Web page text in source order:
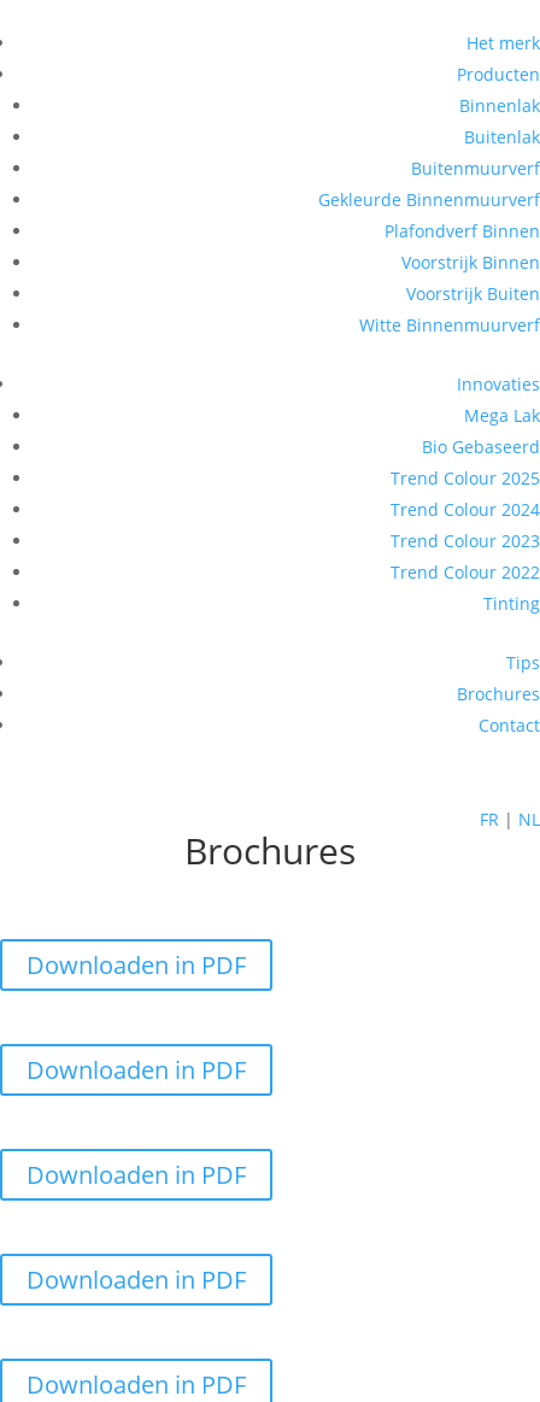
Het merk
Producten
Binnenlak
Buitenlak
Buitenmuurverf
Gekleurde Binnenmuurverf
Plafondverf Binnen
Voorstrijk Binnen
Voorstrijk Buiten
Witte Binnenmuurverf
Innovaties
Mega Lak
Bio Gebaseerd
Trend Colour 2025
Trend Colour 2024
Trend Colour 2023
Trend Colour 2022
Tinting
Tips
Brochures
Contact
FR | NL
Brochures
Downloaden in PDF
Downloaden in PDF
Downloaden in PDF
Downloaden in PDF
Downloaden in PDF